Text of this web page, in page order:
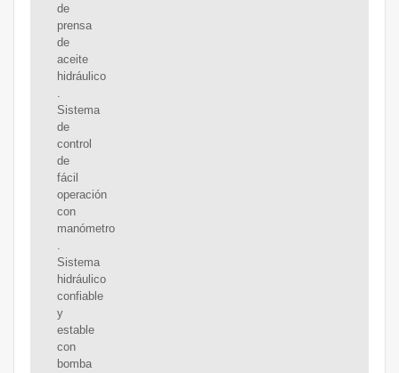
de
prensa
de
aceite
hidráulico
.
Sistema
de
control
de
fácil
operación
con
manómetro
.
Sistema
hidráulico
confiable
y
estable
con
bomba